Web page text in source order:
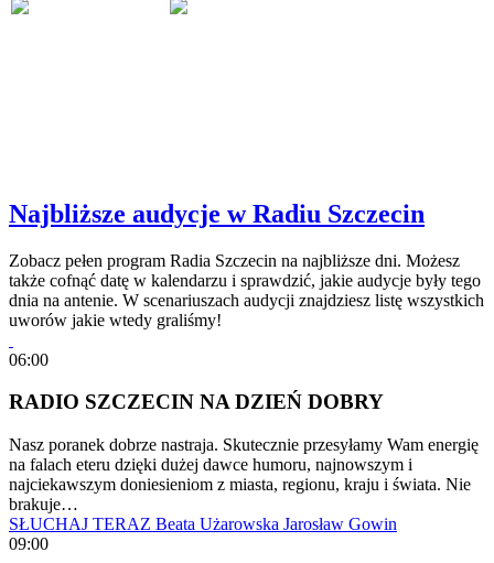
Najbliższe audycje w Radiu Szczecin
Zobacz pełen program Radia Szczecin na najbliższe dni. Możesz
także cofnąć datę w kalendarzu i sprawdzić, jakie audycje były tego
dnia na antenie. W scenariuszach audycji znajdziesz listę wszystkich
uworów jakie wtedy graliśmy!
06:00
RADIO SZCZECIN NA DZIEŃ DOBRY
Nasz poranek dobrze nastraja. Skutecznie przesyłamy Wam energię
na falach eteru dzięki dużej dawce humoru, najnowszym i
najciekawszym doniesieniom z miasta, regionu, kraju i świata. Nie
brakuje…
SŁUCHAJ TERAZ Beata Użarowska Jarosław Gowin
09:00